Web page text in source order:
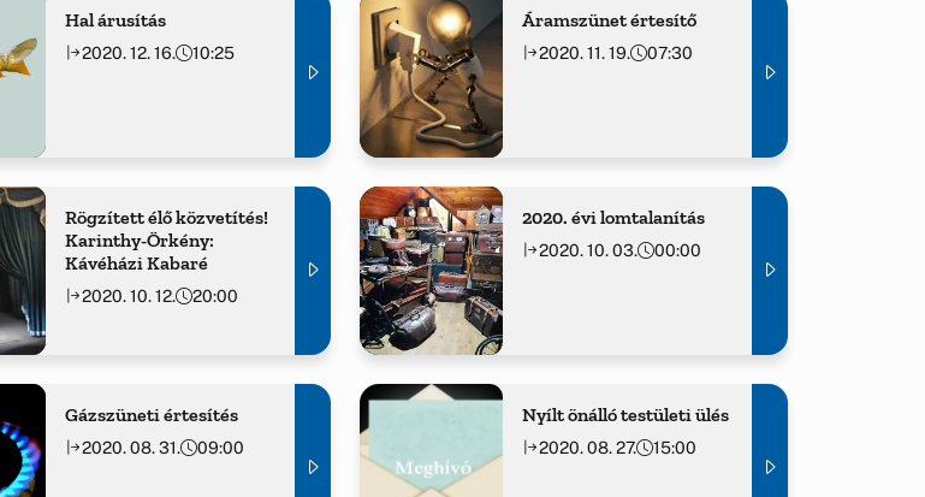
Hal árusítás
2020. 12. 16. 10:25
Áramszünet értesítő
2020. 11. 19. 07:30
Rögzített élő közvetítés!
Karinthy-Örkény:
Kávéházi Kabaré
2020. 10. 12. 20:00
2020. évi lomtalanítás
2020. 10. 03. 00:00
Gázszüneti értesítés
2020. 08. 31. 09:00
Nyílt önálló testületi ülés
2020. 08. 27. 15:00